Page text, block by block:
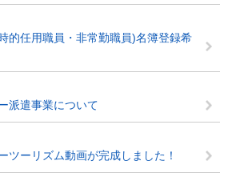
的任用職員・非常勤職員)名簿登録希
派遣事業について
ツーリズム動画が完成しました！